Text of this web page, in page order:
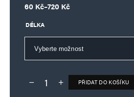
60 Kč–720 Kč
Rozpětí cen: 60 Kč až 720 Kč
DÉLKA
Deník TO – verze bez reklam množství
PŘIDAT DO KOŠÍKU